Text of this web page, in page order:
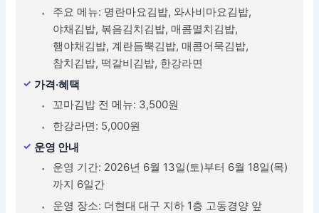
주요 메뉴: 명란마요김밥, 와사비마요김밥,
야채김밥, 볶음김치김밥, 매콤멸치김밥,
햄야채김밥, 계란듬뿍김밥, 매콤어묵김밥,
참치김밥, 떡갈비김밥, 한강라면
가격·혜택
꼬마김밥 전 메뉴: 3,500원
한강라면: 5,000원
운영 안내
운영 기간: 2026년 6월 13일(토)부터 6월 18일(목)
까지 6일간
운영 장소: 더현대 대구 지하 1층 고동경양 앞